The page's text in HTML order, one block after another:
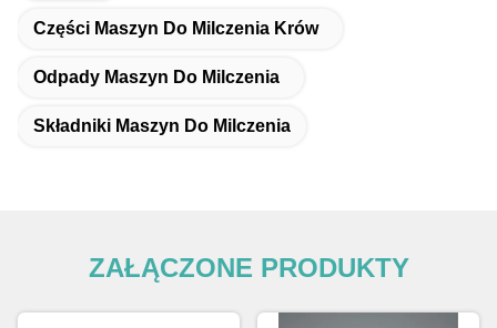
Części Maszyn Do Milczenia Krów
Odpady Maszyn Do Milczenia
Składniki Maszyn Do Milczenia
ZAŁĄCZONE PRODUKTY